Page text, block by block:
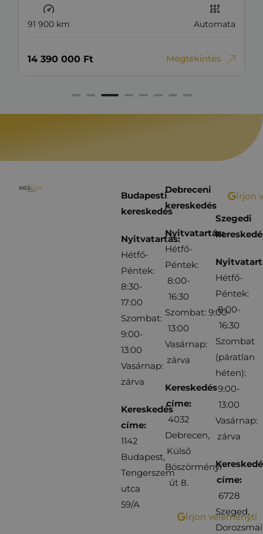
91 900 km Automata
14‏‏‎ ‎390‏‏‎ ‎000 Ft Megtekintés
Budapesti
kereskedés
Nyitvatartás:
Hétfő-
Péntek:
8:30-
17:00
Szombat:
9:00-
13:00
Vasárnap:
zárva
Kereskedés
címe:
1142
Budapest,
Tengerszem
utca
59/A
Debreceni
kereskedés
Nyitvatartás:
Hétfő-
Péntek:
8:00-
16:30
Szombat: 9:00-
13:00
Vasárnap:
zárva
Kereskedés
címe:
4032
Debrecen,
Külső
Böszörményi
út 8.
Írjon véleményt!
Írjon
Szegedi
Hétfő-
Péntek:
8:00-
16:30
Szombat
(páratlan
héten):
9:00-
13:00
Vasárnap:
zárva
címe:
6728
Szeged,
Dorozsmai